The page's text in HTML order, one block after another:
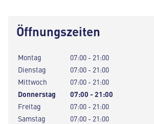
Öffnungszeiten
Montag
07:00 - 21:00
Dienstag
07:00 - 21:00
Mittwoch
07:00 - 21:00
Donnerstag
07:00 - 21:00
Freitag
07:00 - 21:00
Samstag
07:00 - 21:00